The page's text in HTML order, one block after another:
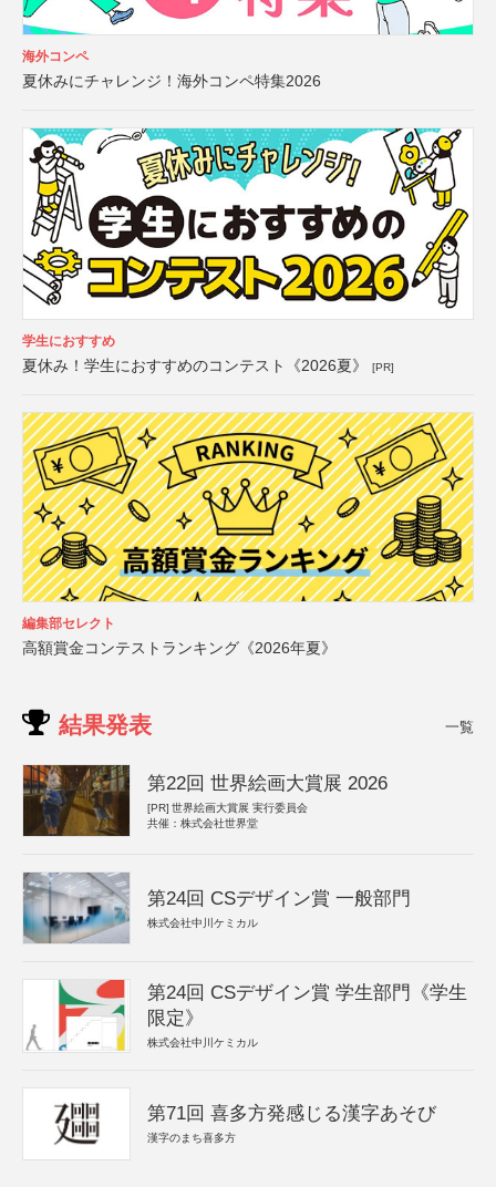
海外コンペ
夏休みにチャレンジ！海外コンペ特集2026
学生におすすめ
夏休み！学生におすすめのコンテスト《2026夏》 [PR]
編集部セレクト
高額賞金コンテストランキング《2026年夏》
結果発表 一覧
第22回 世界絵画大賞展 2026
[PR] 世界絵画大賞展 実行委員会
共催：株式会社世界堂
第24回 CSデザイン賞 一般部門
株式会社中川ケミカル
第24回 CSデザイン賞 学生部門《学生
限定》
株式会社中川ケミカル
第71回 喜多方発感じる漢字あそび
漢字のまち喜多方